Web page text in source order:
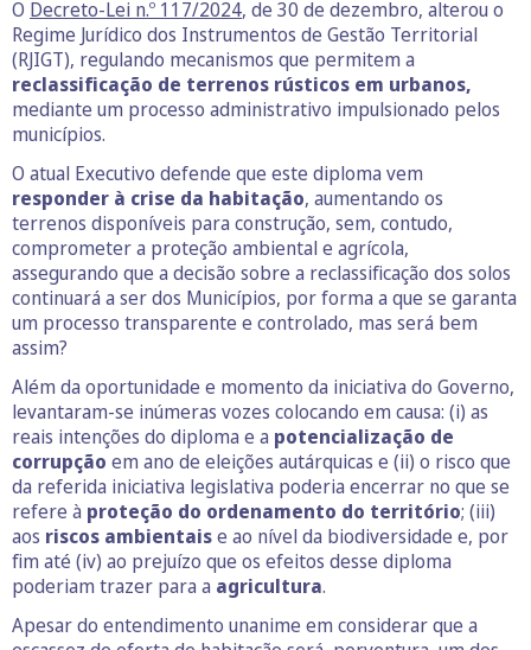
O Decreto-Lei n.º 117/2024, de 30 de dezembro, alterou o
Regime Jurídico dos Instrumentos de Gestão Territorial
(RJIGT), regulando mecanismos que permitem a
reclassificação de terrenos rústicos em urbanos,
mediante um processo administrativo impulsionado pelos
municípios.
O atual Executivo defende que este diploma vem
responder à crise da habitação, aumentando os
terrenos disponíveis para construção, sem, contudo,
comprometer a proteção ambiental e agrícola,
assegurando que a decisão sobre a reclassificação dos solos
continuará a ser dos Municípios, por forma a que se garanta
um processo transparente e controlado, mas será bem
assim?
Além da oportunidade e momento da iniciativa do Governo,
levantaram-se inúmeras vozes colocando em causa: (i) as
reais intenções do diploma e a potencialização de
corrupção em ano de eleições autárquicas e (ii) o risco que
da referida iniciativa legislativa poderia encerrar no que se
refere à proteção do ordenamento do território; (iii)
aos riscos ambientaise ao nível da biodiversidade e, por
fim até (iv) ao prejuízo que os efeitos desse diploma
poderiam trazer para a agricultura.
Apesar do entendimento unanime em considerar que a